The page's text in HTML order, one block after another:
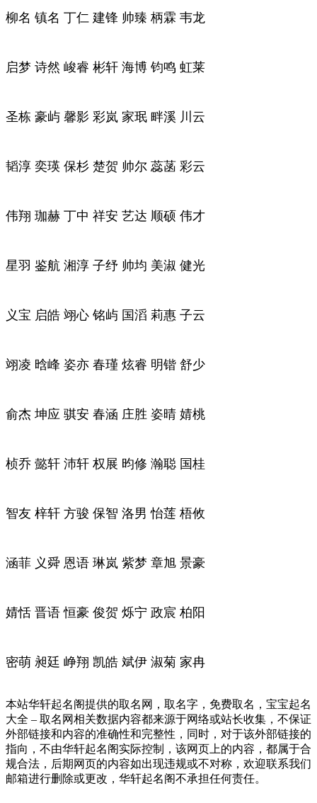
柳名 镇名 丁仁 建锋 帅臻 柄霖 韦龙
启梦 诗然 峻睿 彬轩 海博 钧鸣 虹莱
圣栋 豪屿 馨影 彩岚 家珉 畔溪 川云
韬淳 奕瑛 保杉 楚贺 帅尔 蕊菡 彩云
伟翔 珈赫 丁中 祥安 艺达 顺硕 伟才
星羽 鉴航 湘淳 子纾 帅均 美淑 健光
义宝 启皓 翊心 铭屿 国滔 莉惠 子云
翊凌 晗峰 姿亦 春瑾 炫睿 明锴 舒少
俞杰 坤应 骐安 春涵 庄胜 姿晴 婧桃
桢乔 懿轩 沛轩 权展 昀修 瀚聪 国桂
智友 梓轩 方骏 保智 洛男 怡莲 梧攸
涵菲 义舜 恩语 琳岚 紫梦 章旭 景豪
婧恬 晋语 恒豪 俊贺 烁宁 政宸 柏阳
密萌 昶廷 峥翔 凯皓 斌伊 淑菊 家冉
本站华轩起名阁提供的取名网，取名字，免费取名，宝宝起名
大全 – 取名网相关数据内容都来源于网络或站长收集，不保证
外部链接和内容的准确性和完整性，同时，对于该外部链接的
指向，不由华轩起名阁实际控制，该网页上的内容，都属于合
规合法，后期网页的内容如出现违规或不对称，欢迎联系我们
邮箱进行删除或更改，华轩起名阁不承担任何责任。